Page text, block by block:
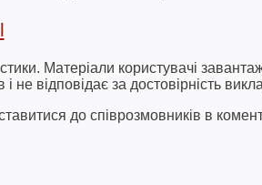
Матеріали користувачі
не відповідає за достовірність
до співрозмовників в